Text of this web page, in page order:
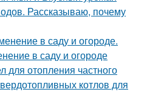
Рассказываю, почему
в саду и огороде.
в саду и огороде
для отопления частного
котлов для